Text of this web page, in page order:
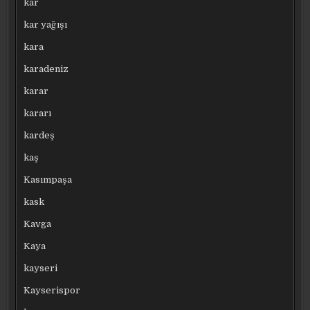
kar
kar yağışı
kara
karadeniz
karar
kararı
kardeş
kaş
Kasımpaşa
kask
Kavga
Kaya
kayseri
Kayserispor